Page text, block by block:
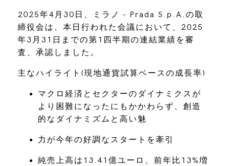
2025年4月30日、ミラノ - Prada S.p.A.の取
締役会は、本日行われた会議において、2025
年3月31日までの第1四半期の連結業績を審
査、承認しました。
主なハイライト(現地通貨試算ベースの成長率)
マクロ経済とセクターのダイナミクスが
より困難になったにもかかわらず、創造
的なダイナミズムと高い魅
力が今年の好調なスタートを牽引
純売上高は13.41億ユーロ、前年比13%増